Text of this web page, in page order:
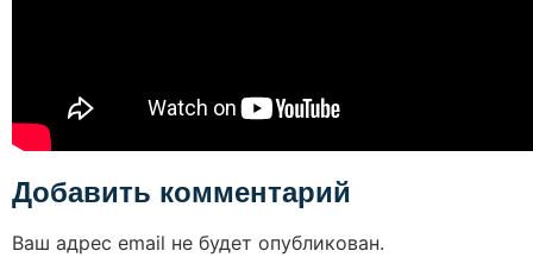
Добавить комментарий
Ваш адрес email не будет опубликован.